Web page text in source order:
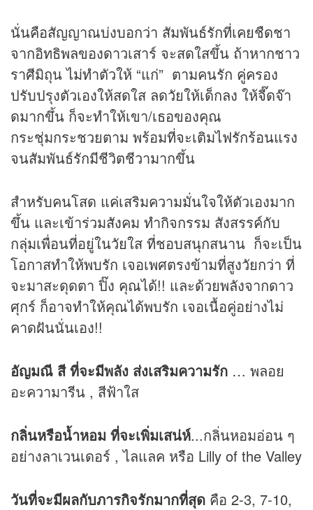
นั่นคือสัญญาณบ่งบอกว่า สัมพันธ์รักที่เคยชืดชา
จากอิทธิพลของดาวเสาร์ จะสดใสขึ้น ถ้าหากชาว
ราศีมิถุน ไม่ทำตัวให้ “แก่” ตามคนรัก คู่ครอง
ปรับปรุงตัวเองให้สดใส ลดวัยให้เด็กลง ให้จี๊ดจ๊า
ดมากขึ้น ก็จะทำให้เขา/เธอของคุณ
กระชุ่มกระชวยตาม พร้อมที่จะเติมไฟรักร้อนแรง
จนสัมพันธ์รักมีชีวิตชีวามากขึ้น
สำหรับคนโสด แค่เสริมความมั่นใจให้ตัวเองมาก
ขึ้น และเข้าร่วมสังคม ทำกิจกรรม สังสรรค์กับ
กลุ่มเพื่อนที่อยู่ในวัยใส ที่ชอบสนุกสนาน ก็จะเป็น
โอกาสทำให้พบรัก เจอเพศตรงข้ามที่สูงวัยกว่า ที่
จะมาสะดุดตา ปิ๊ง คุณได้!! และด้วยพลังจากดาว
ศุกร์ ก็อาจทำให้คุณได้พบรัก เจอเนื้อคู่อย่างไม่
คาดฝันนั่นเอง!!
อัญมณี สี ที่จะมีพลัง ส่งเสริมความรัก … พลอย
อะความารีน , สีฟ้าใส
กลิ่นหรือน้ำหอม ที่จะเพิ่มเสน่ห์...กลิ่นหอมอ่อน ๆ
อย่างลาเวนเดอร์ , ไลแลค หรือ Lilly of the Valley
วันที่จะมีผลกับภารกิจรักมากที่สุด คือ 2-3, 7-10,